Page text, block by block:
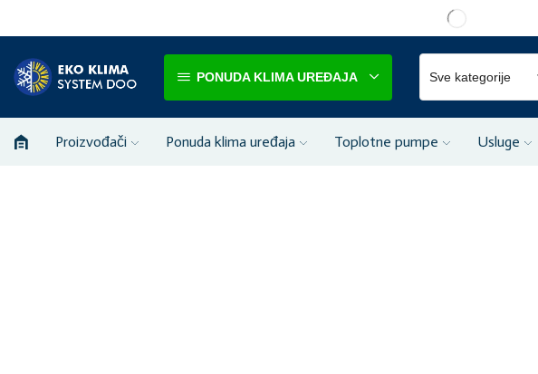
PONUDA KLIMA UREĐAJA
Proizvođači Ponuda klima uređaja Toplotne pumpe Usluge